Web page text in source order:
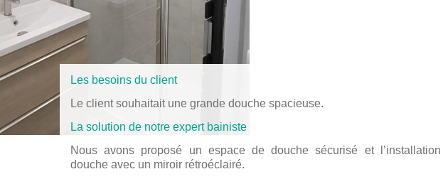
Les besoins du client
Le client souhaitait une grande douche spacieuse.
La solution de notre expert bainiste
Nous avons proposé un espace de douche sécurisé et l’installation
douche avec un miroir rétroéclairé.